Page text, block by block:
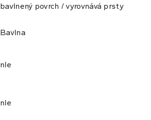
bavlnený povrch / vyrovnává prsty
Bavlna
nIe
nIe